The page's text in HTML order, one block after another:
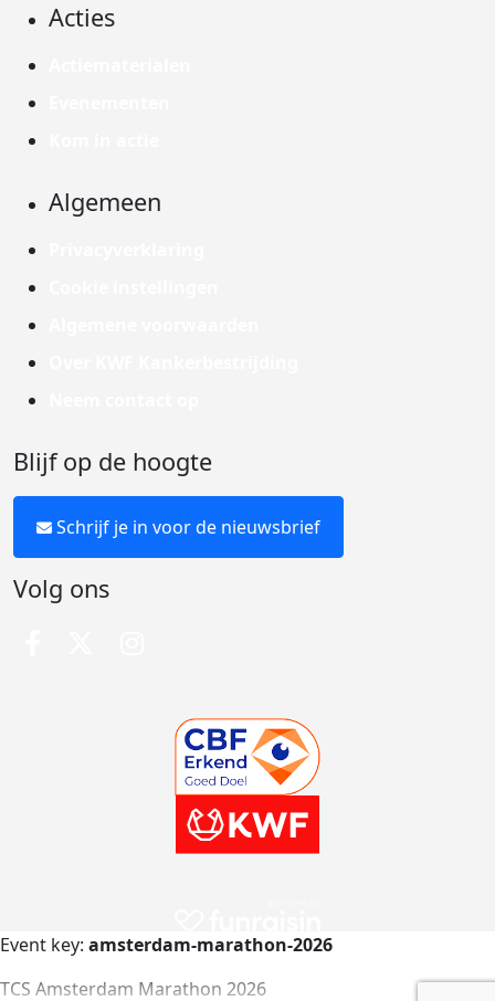
Acties
Algemeen
Blijf op de hoogte
Schrijf je in voor de nieuwsbrief
Volg ons
Event key: amsterdam-marathon-2026
TCS Amsterdam Marathon 2026